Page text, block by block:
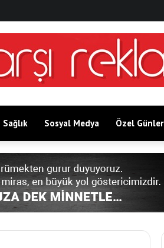
Sağlık Sosyal Medya Özel Günler